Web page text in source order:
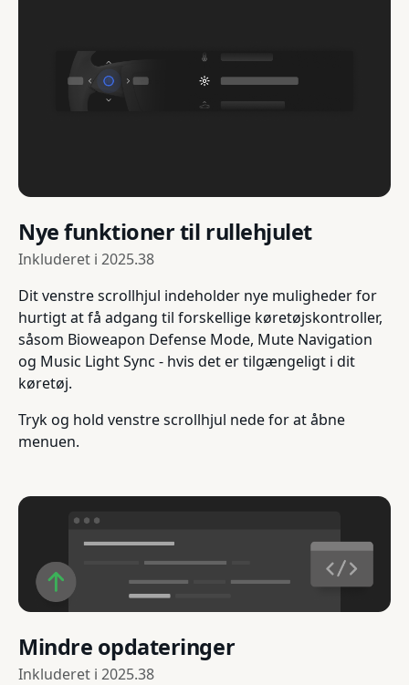
Nye funktioner til rullehjulet
Inkluderet i 2025.38
Dit venstre scrollhjul indeholder nye muligheder for
hurtigt at få adgang til forskellige køretøjskontroller,
såsom Bioweapon Defense Mode, Mute Navigation
og Music Light Sync - hvis det er tilgængeligt i dit
køretøj.
Tryk og hold venstre scrollhjul nede for at åbne
menuen.
Mindre opdateringer
Inkluderet i 2025.38